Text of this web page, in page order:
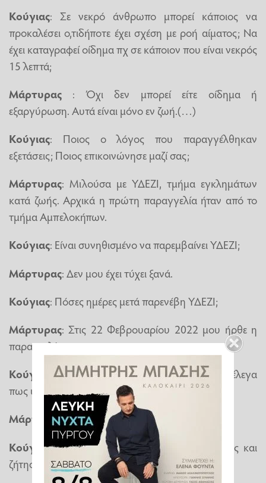
Κούγιας: Σε νεκρό άνθρωπο μπορεί κάποιος να
προκαλέσει ο,τιδήποτε έχει σχέση με ροή αίματος; Να
έχει καταγραφεί οίδημα πχ σε κάποιον που είναι νεκρός
15 λεπτά;
Μάρτυρας : Όχι δεν μπορεί είτε οίδημα ή
εξαργύρωση. Αυτά είναι μόνο εν ζωή.(…)
Κούγιας: Ποιος ο λόγος που παραγγέλθηκαν
εξετάσεις; Ποιος επικοινώνησε μαζί σας;
Μάρτυρας: Μιλούσα με ΥΔΕΖΙ, τμήμα εγκλημάτων
κατά ζωής. Αρχικά η πρώτη παραγγελία ήταν από το
τμήμα Αμπελοκήπων.
Κούγιας: Είναι συνηθισμένο να παρεμβαίνει ΥΔΕΖΙ;
Μάρτυρας: Δεν μου έχει τύχει ξανά.
Κούγιας: Πόσες ημέρες μετά παρενέβη ΥΔΕΖΙ;
Μάρτυρας: Στις 22 Φεβρουαρίου 2022 μου ήρθε η
παραγγελία.
Κούγιας
: Θυμάστε εάν υπήρχε εκπομπές που έλεγα
πως υπάρχει μία μάνα που σκότωσε τρία παιδιά;
Μάρτυρας: Όλοι τις έβλεπαν.
Κούγιας: Έχετε μάθει εάν παρενέβη ο κ.Τσιάρας και
ζήτησε πειθαρχική έρευνα των ιατροδικαστών;